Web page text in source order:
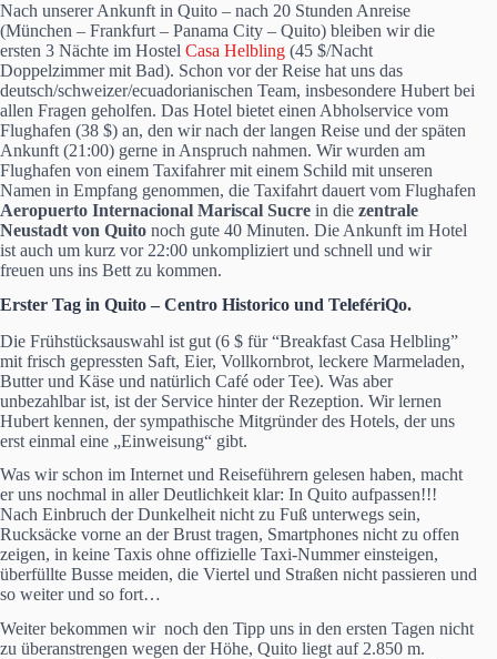
Nach unserer Ankunft in Quito – nach 20 Stunden Anreise
(München – Frankfurt – Panama City – Quito) bleiben wir die
ersten 3 Nächte im Hostel Casa Helbling (45 $/Nacht
Doppelzimmer mit Bad). Schon vor der Reise hat uns das
deutsch/schweizer/ecuadorianischen Team, insbesondere Hubert bei
allen Fragen geholfen. Das Hotel bietet einen Abholservice vom
Flughafen (38 $) an, den wir nach der langen Reise und der späten
Ankunft (21:00) gerne in Anspruch nahmen. Wir wurden am
Flughafen von einem Taxifahrer mit einem Schild mit unseren
Namen in Empfang genommen, die Taxifahrt dauert vom Flughafen
Aeropuerto Internacional Mariscal Sucre in die zentrale
Neustadt von Quito noch gute 40 Minuten. Die Ankunft im Hotel
ist auch um kurz vor 22:00 unkompliziert und schnell und wir
freuen uns ins Bett zu kommen.
Erster Tag in Quito – Centro Historico und TelefériQo.
Die Frühstücksauswahl ist gut (6 $ für “Breakfast Casa Helbling”
mit frisch gepressten Saft, Eier, Vollkornbrot, leckere Marmeladen,
Butter und Käse und natürlich Café oder Tee). Was aber
unbezahlbar ist, ist der Service hinter der Rezeption. Wir lernen
Hubert kennen, der sympathische Mitgründer des Hotels, der uns
erst einmal eine „Einweisung“ gibt.
Was wir schon im Internet und Reiseführern gelesen haben, macht
er uns nochmal in aller Deutlichkeit klar: In Quito aufpassen!!!
Nach Einbruch der Dunkelheit nicht zu Fuß unterwegs sein,
Rucksäcke vorne an der Brust tragen, Smartphones nicht zu offen
zeigen, in keine Taxis ohne offizielle Taxi-Nummer einsteigen,
überfüllte Busse meiden, die Viertel und Straßen nicht passieren und
so weiter und so fort…
Weiter bekommen wir noch den Tipp uns in den ersten Tagen nicht
zu überanstrengen wegen der Höhe, Quito liegt auf 2.850 m.